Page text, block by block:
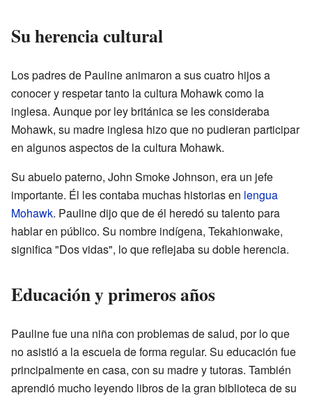
Su herencia cultural
Los padres de Pauline animaron a sus cuatro hijos a
conocer y respetar tanto la cultura Mohawk como la
inglesa. Aunque por ley británica se les consideraba
Mohawk, su madre inglesa hizo que no pudieran participar
en algunos aspectos de la cultura Mohawk.
Su abuelo paterno, John Smoke Johnson, era un jefe
importante. Él les contaba muchas historias en lengua
Mohawk. Pauline dijo que de él heredó su talento para
hablar en público. Su nombre indígena, Tekahionwake,
significa "Dos vidas", lo que reflejaba su doble herencia.
Educación y primeros años
Pauline fue una niña con problemas de salud, por lo que
no asistió a la escuela de forma regular. Su educación fue
principalmente en casa, con su madre y tutoras. También
aprendió mucho leyendo libros de la gran biblioteca de su